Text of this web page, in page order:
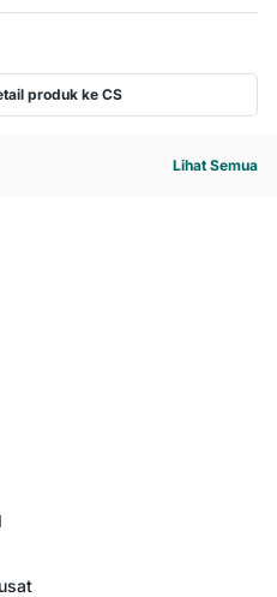
produk ke CS
Lihat Semua